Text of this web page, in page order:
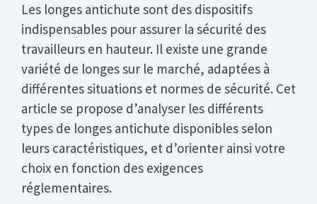
Les longes antichute sont des dispositifs
indispensables pour assurer la sécurité des
travailleurs en hauteur. Il existe une grande
variété de longes sur le marché, adaptées à
différentes situations et normes de sécurité. Cet
article se propose d’analyser les différents
types de longes antichute disponibles selon
leurs caractéristiques, et d’orienter ainsi votre
choix en fonction des exigences
réglementaires.